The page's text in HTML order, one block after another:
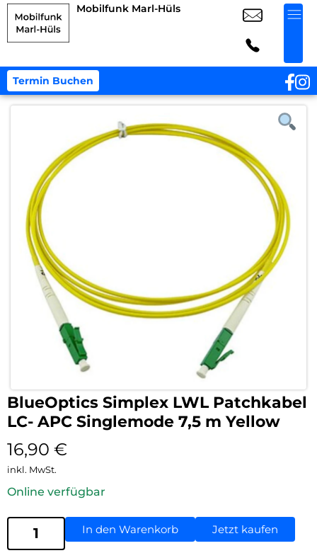
Mobilfunk Marl-Hüls
Termin Buchen
BlueOptics Simplex LWL Patchkabel
LC- APC Singlemode 7,5 m Yellow
16,90 €
inkl. MwSt.
Online verfügbar
In den Warenkorb Jetzt kaufen